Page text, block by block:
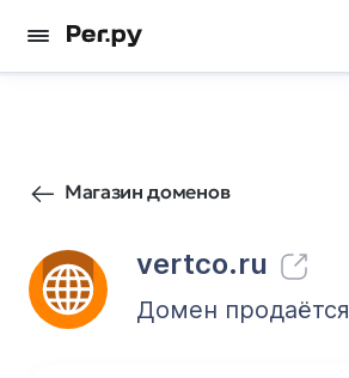
Магазин доменов
vertco.ru
Домен продаётся